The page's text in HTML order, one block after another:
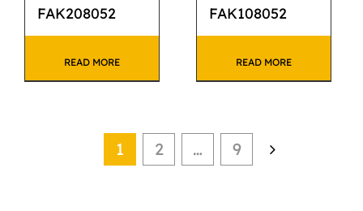
FAK208052
READ MORE
FAK108052
READ MORE
1 2 … 9